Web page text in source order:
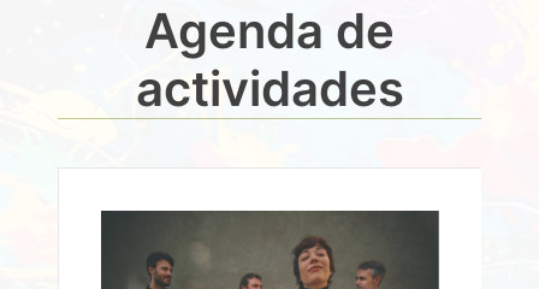
Agenda de
actividades